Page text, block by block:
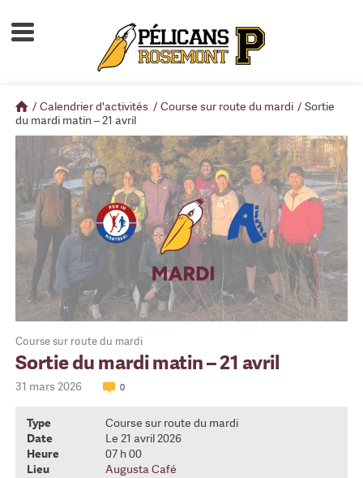
Accueil
Calendrier d'activités
Boutique
Devenir membre
/ Calendrier d'activités / Course sur route du mardi / Sortie
du mardi matin – 21 avril
Course sur route du mardi
Sortie du mardi matin – 21 avril
31 mars 2026 0
Type
Course sur route du mardi
Date
Le 21 avril 2026
Heure
07 h 00
Lieu
Augusta Café